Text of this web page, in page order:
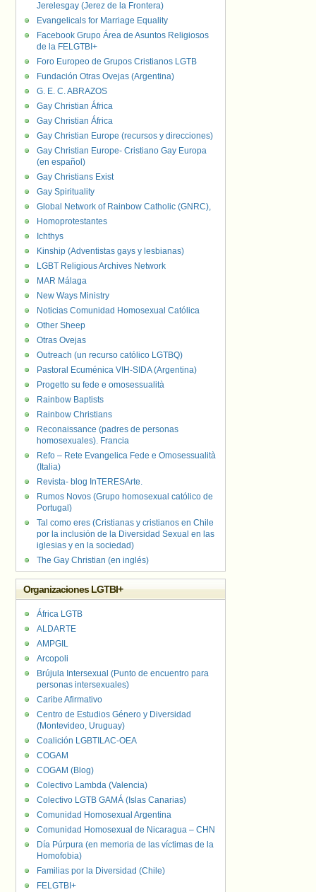
Jerelesgay (Jerez de la Frontera)
Evangelicals for Marriage Equality
Facebook Grupo Área de Asuntos Religiosos
de la FELGTBI+
Foro Europeo de Grupos Cristianos LGTB
Fundación Otras Ovejas (Argentina)
G. E. C. ABRAZOS
Gay Christian África
Gay Christian África
Gay Christian Europe (recursos y direcciones)
Gay Christian Europe- Cristiano Gay Europa
(en español)
Gay Christians Exist
Gay Spirituality
Global Network of Rainbow Catholic (GNRC),
Homoprotestantes
Ichthys
Kinship (Adventistas gays y lesbianas)
LGBT Religious Archives Network
MAR Málaga
New Ways Ministry
Noticias Comunidad Homosexual Católica
Other Sheep
Otras Ovejas
Outreach (un recurso católico LGTBQ)
Pastoral Ecuménica VIH-SIDA (Argentina)
Progetto su fede e omosessualità
Rainbow Baptists
Rainbow Christians
Reconaissance (padres de personas
homosexuales). Francia
Refo – Rete Evangelica Fede e Omosessualità
(Italia)
Revista- blog InTERESArte.
Rumos Novos (Grupo homosexual católico de
Portugal)
Tal como eres (Cristianas y cristianos en Chile
por la inclusión de la Diversidad Sexual en las
iglesias y en la sociedad)
The Gay Christian (en inglés)
Organizaciones LGTBI+
África LGTB
ALDARTE
AMPGIL
Arcopoli
Brújula Intersexual (Punto de encuentro para
personas intersexuales)
Caribe Afirmativo
Centro de Estudios Género y Diversidad
(Montevideo, Uruguay)
Coalición LGBTILAC-OEA
COGAM
COGAM (Blog)
Colectivo Lambda (Valencia)
Colectivo LGTB GAMÁ (Islas Canarias)
Comunidad Homosexual Argentina
Comunidad Homosexual de Nicaragua – CHN
Día Púrpura (en memoria de las víctimas de la
Homofobia)
Familias por la Diversidad (Chile)
FELGTBI+